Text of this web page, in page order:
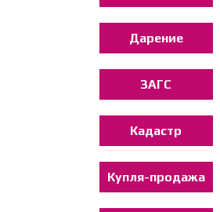
Дарение
ЗАГС
Кадастр
Купля-продажа